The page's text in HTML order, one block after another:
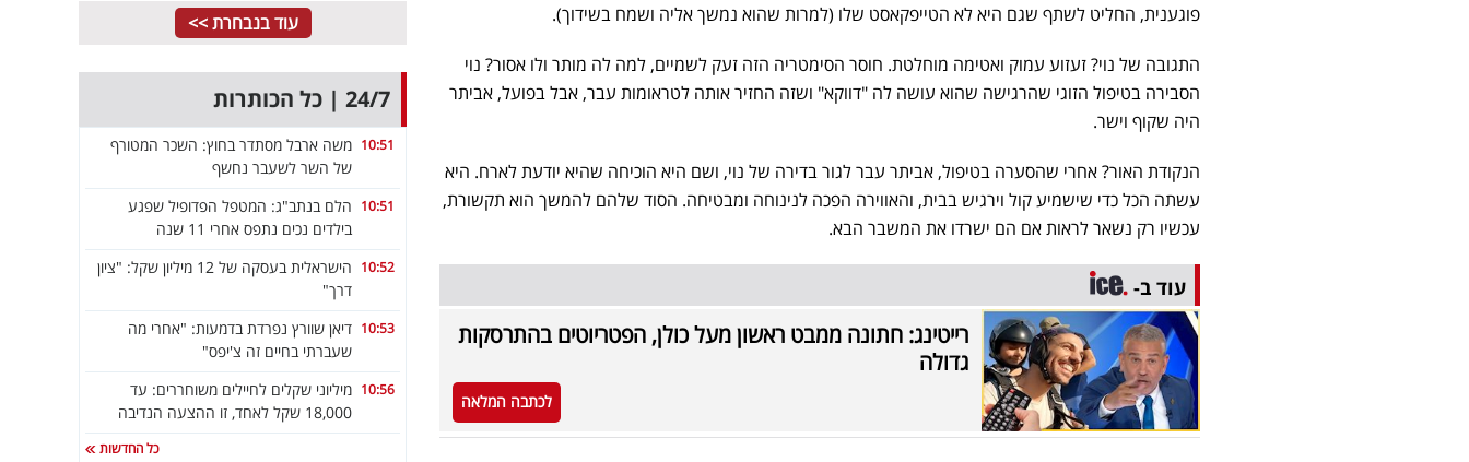
פוגענית, החליט לשתף שגם היא לא הטייפקאסט שלו (למרות שהוא נמשך אליה ושמח בשידוך).
התגובה של נוי? זעזוע עמוק ואטימה מוחלטת. חוסר הסימטריה הזה זעק לשמיים, למה לה מותר ולו אסור? נוי
הסבירה בטיפול הזוגי שהרגישה שהוא עושה לה "דווקא" ושזה החזיר אותה לטראומות עבר, אבל בפועל, אביתר
היה שקוף וישר.
הנקודת האור? אחרי שהסערה בטיפול, אביתר עבר לגור בדירה של נוי, ושם היא הוכיחה שהיא יודעת לארח. היא
עשתה הכל כדי שישמיע קול וירגיש בבית, והאווירה הפכה לנינוחה ומבטיחה. הסוד שלהם להמשך הוא תקשורת,
עכשיו רק נשאר לראות אם הם ישרדו את המשבר הבא.
עוד ב-
רייטינג: חתונה ממבט ראשון מעל כולן, הפטריוטים בהתרסקות
גדולה
לכתבה המלאה
עוד בנבחרת >>
24/7 | כל הכותרות
10:51 משה ארבל מסתדר בחוץ: השכר המטורף
של השר לשעבר נחשף
10:51 הלם בנתב"ג: המטפל הפדופיל שפגע
בילדים נכים נתפס אחרי 11 שנה
10:52
הישראלית בעסקה של 12 מיליון שקל: "ציון
דרך"
10:53 דיאן שוורץ נפרדת בדמעות: "אחרי מה
שעברתי בחיים זה צ'יפס"
10:56 מיליוני שקלים לחיילים משוחררים: עד
18,000 שקל לאחד, זו ההצעה הנדיבה
כל החדשות